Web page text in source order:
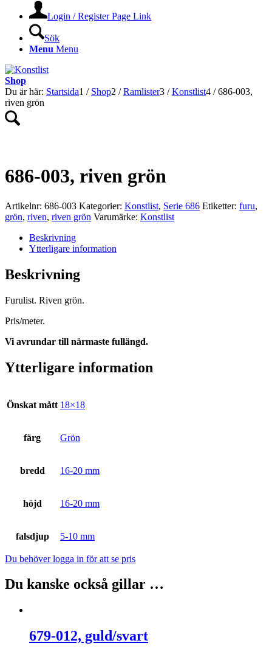
Login / Register Page Link
Sök
Menu Menu
Shop
Du är här: Startsida1 / Shop2 / Ramlister3 / Konstlist4 / 686-003,
riven grön
686-003, riven grön
Artikelnr: 686-003 Kategorier: Konstlist, Serie 686 Etiketter: furu,
grön, riven, riven grön Varumärke: Konstlist
Beskrivning
Ytterligare information
Beskrivning
Furulist. Riven grön.
Pris/meter.
Vi avrundar till närmaste fullängd.
Ytterligare information
Önskat mått 18×18
färg Grön
bredd 16-20 mm
höjd 16-20 mm
falsdjup 5-10 mm
Du behöver logga in för att se pris
Du kanske också gillar …
679-012, guld/svart